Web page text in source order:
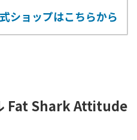
ショップはこちらから
Fat Shark Attitude